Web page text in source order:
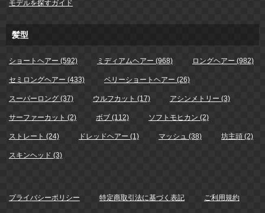
モデルを探すガイド
髪型
ショートヘアー (592) ミディアムヘアー (968) ロングヘアー (982)
セミロングヘアー (433) ベリーショートヘアー (26)
スーパーロング (37) ウルフカット (17) アシンメトリー (3)
サーファーカット (2) ボブ (112) ソフトモヒカン (2)
ストレート (24) ドレッドヘアー (1) マッシュ (38) 坊主頭 (2)
スキンヘッド (3)
プライバシーポリシー 特定商取引法に基づく表記 ご利用規約